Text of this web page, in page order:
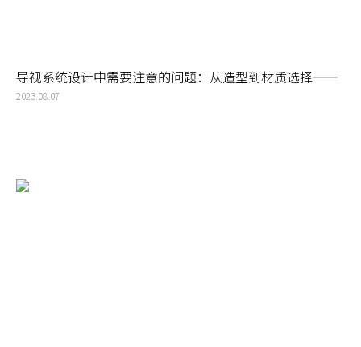
导视系统设计中需要注意的问题：从造型到材质选择——
怎样让标牌设计与园区环境更谐调
2023.08.07